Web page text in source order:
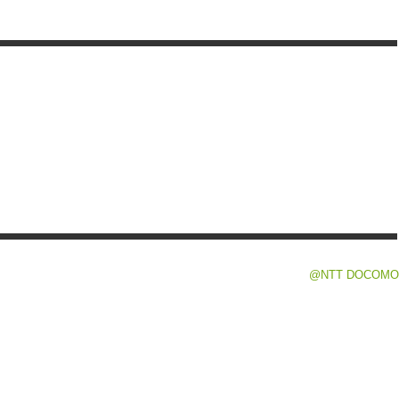
@NTT DOCOMO